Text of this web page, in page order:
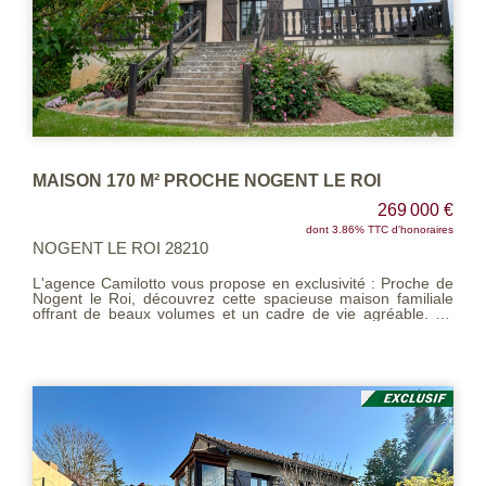
MAISON 170 M² PROCHE NOGENT LE ROI
269 000 €
dont 3.86% TTC d'honoraires
NOGENT LE ROI 28210
L'agence Camilotto vous propose en exclusivité : Proche de
Nogent le Roi, découvrez cette spacieuse maison familiale
offrant de beaux volumes et un cadre de vie agréable. Au
idéal pour accueillir toute la famille. Le sous-sol total
comprend une cave, une buanderie et une cuisine d'été,
offrant des espaces pratiques et supplémentaires. Le tout est
édifié sur un terrain clos et arboré de 825 m², parfait pour
vos moments de détente en extérieur. Une belle opportunité
à saisir pour ceux qui recherchent confort, espace et
fonctionnalité. N'attendez plus ! contactez nous pour